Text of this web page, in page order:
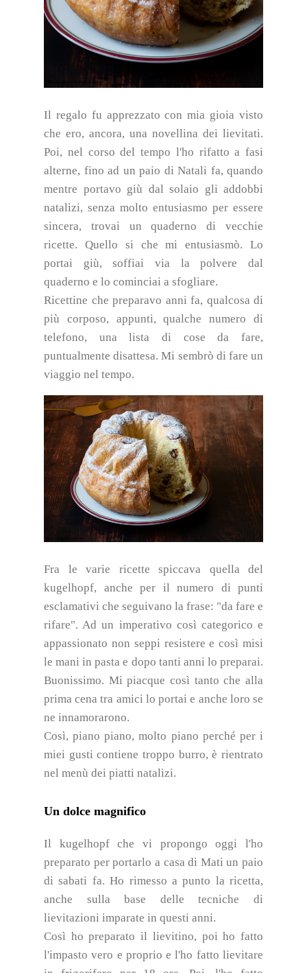
Il regalo fu apprezzato con mia gioia visto
che ero, ancora, una novellina dei lievitati.
Poi, nel corso del tempo l'ho rifatto a fasi
alterne, fino ad un paio di Natali fa, quando
mentre portavo giù dal solaio gli addobbi
natalizi, senza molto entusiasmo per essere
sincera, trovai un quaderno di vecchie
ricette. Quello si che mi entusiasmò. Lo
portai giù, soffiai via la polvere dal
quaderno e lo cominciai a sfogliare.
Ricettine che preparavo anni fa, qualcosa di
più corposo, appunti, qualche numero di
telefono, una lista di cose da fare,
puntualmente disattesa. Mi sembrò di fare un
viaggio nel tempo.
Fra le varie ricette spiccava quella del
kugelhopf, anche per il numero di punti
esclamativi che seguivano la frase: "da fare e
rifare". Ad un imperativo così categorico e
appassionato non seppi resistere e così misi
le mani in pasta e dopo tanti anni lo preparai.
Buonissimo. Mi piacque così tanto che alla
prima cena tra amici lo portai e anche loro se
ne innamorarono.
Così, piano piano, molto piano perché per i
miei gusti contiene troppo burro, è rientrato
nel menù dei piatti natalizi.
Un dolce magnifico
Il kugelhopf che vi propongo oggi l'ho
preparato per portarlo a casa di Mati un paio
di sabati fa. Ho rimesso a punto la ricetta,
anche sulla base delle tecniche di
lievitazioni imparate in questi anni.
Così ho preparato il lievitino, poi ho fatto
l'impasto vero e proprio e l'ho fatto lievitare